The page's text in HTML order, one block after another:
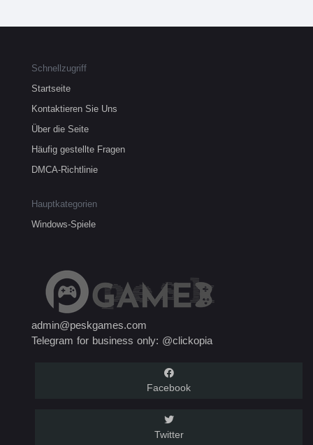
Schnellzugriff
Startseite
Kontaktieren Sie Uns
Über die Seite
Häufig gestellte Fragen
DMCA-Richtlinie
Hauptkategorien
Windows-Spiele
admin@peskgames.com
Telegram for business only: @clickopia
Facebook
Twitter